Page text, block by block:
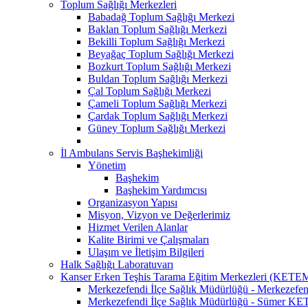
Toplum Sağlığı Merkezleri
Babadağ Toplum Sağlığı Merkezi
Baklan Toplum Sağlığı Merkezi
Bekilli Toplum Sağlığı Merkezi
Beyağaç Toplum Sağlığı Merkezi
Bozkurt Toplum Sağlığı Merkezi
Buldan Toplum Sağlığı Merkezi
Çal Toplum Sağlığı Merkezi
Çameli Toplum Sağlığı Merkezi
Çardak Toplum Sağlığı Merkezi
Güney Toplum Sağlığı Merkezi
İl Ambulans Servis Başhekimliği
Yönetim
Başhekim
Başhekim Yardımcısı
Organizasyon Yapısı
Misyon, Vizyon ve Değerlerimiz
Hizmet Verilen Alanlar
Kalite Birimi ve Çalışmaları
Ulaşım ve İletişim Bilgileri
Halk Sağlığı Laboratuvarı
Kanser Erken Teşhis Tarama Eğitim Merkezleri
Merkezefendi İlçe Sağlık Müdürlüğü -
Merkezefendi İlçe Sağlık Müdürlüğü - Sümer